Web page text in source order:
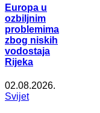
Europa u
ozbiljnim
problemima
zbog niskih
vodostaja
Rijeka
02.08.2026.
Svijet